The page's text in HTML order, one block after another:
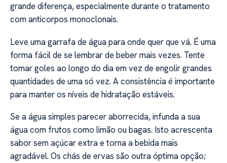
grande diferença, especialmente durante o tratamento
com anticorpos monoclonais.
Leve uma garrafa de água para onde quer que vá. É uma
forma fácil de se lembrar de beber mais vezes. Tente
tomar goles ao longo do dia em vez de engolir grandes
quantidades de uma só vez. A consistência é importante
para manter os níveis de hidratação estáveis.
Se a água simples parecer aborrecida, infunda a sua
água com frutos como limão ou bagas. Isto acrescenta
sabor sem açúcar extra e torna a bebida mais
agradável. Os chás de ervas são outra óptima opção;